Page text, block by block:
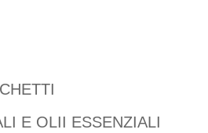
E OLII ESSENZIALI